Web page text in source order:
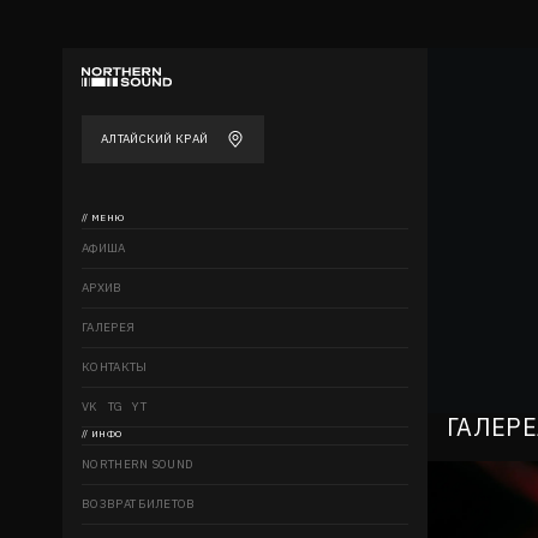
АЛТАЙСКИЙ КРАЙ
// МЕНЮ
АФИША
АРХИВ
ГАЛЕРЕЯ
КОНТАКТЫ
VK TG YT
// ИНФО
NORTHERN SOUND
ВОЗВРАТ БИЛЕТОВ